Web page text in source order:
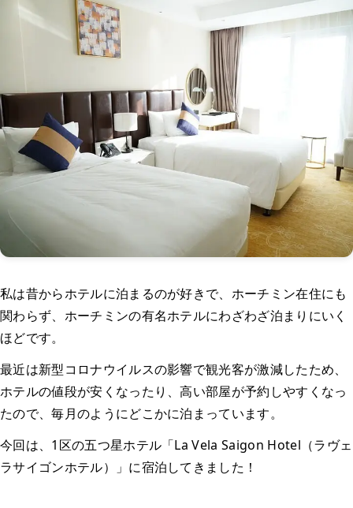
私は昔からホテルに泊まるのが好きで、ホーチミン在住にも
関わらず、ホーチミンの有名ホテルにわざわざ泊まりにいく
ほどです。
最近は新型コロナウイルスの影響で観光客が激減したため、
ホテルの値段が安くなったり、高い部屋が予約しやすくなっ
たので、毎月のようにどこかに泊まっています。
今回は、1区の五つ星ホテル「La Vela Saigon Hotel（ラヴェ
ラサイゴンホテル）」に宿泊してきました！